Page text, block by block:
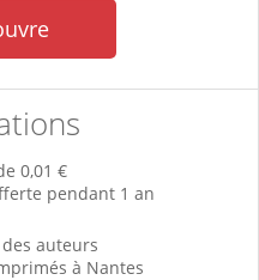
0,01 €
pendant 1 an
auteurs
à Nantes